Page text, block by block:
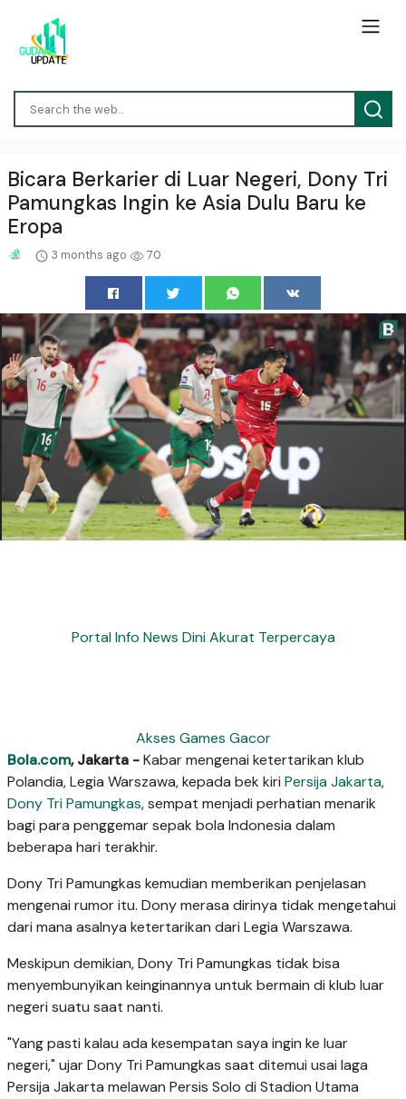
Bicara Berkarier di Luar Negeri, Dony Tri
Pamungkas Ingin ke Asia Dulu Baru ke
Eropa
3 months ago 70
Portal Info News Dini Akurat Terpercaya
Akses Games Gacor
Bola.com, Jakarta -Kabar mengenai ketertarikan klub
Polandia, Legia Warszawa, kepada bek kiri Persija Jakarta,
Dony Tri Pamungkas, sempat menjadi perhatian menarik
bagi para penggemar sepak bola Indonesia dalam
beberapa hari terakhir.
Dony Tri Pamungkas kemudian memberikan penjelasan
mengenai rumor itu. Dony merasa dirinya tidak mengetahui
dari mana asalnya ketertarikan dari Legia Warszawa.
Meskipun demikian, Dony Tri Pamungkas tidak bisa
menyembunyikan keinginannya untuk bermain di klub luar
negeri suatu saat nanti.
"Yang pasti kalau ada kesempatan saya ingin ke luar
negeri," ujar Dony Tri Pamungkas saat ditemui usai laga
Persija Jakarta melawan Persis Solo di Stadion Utama